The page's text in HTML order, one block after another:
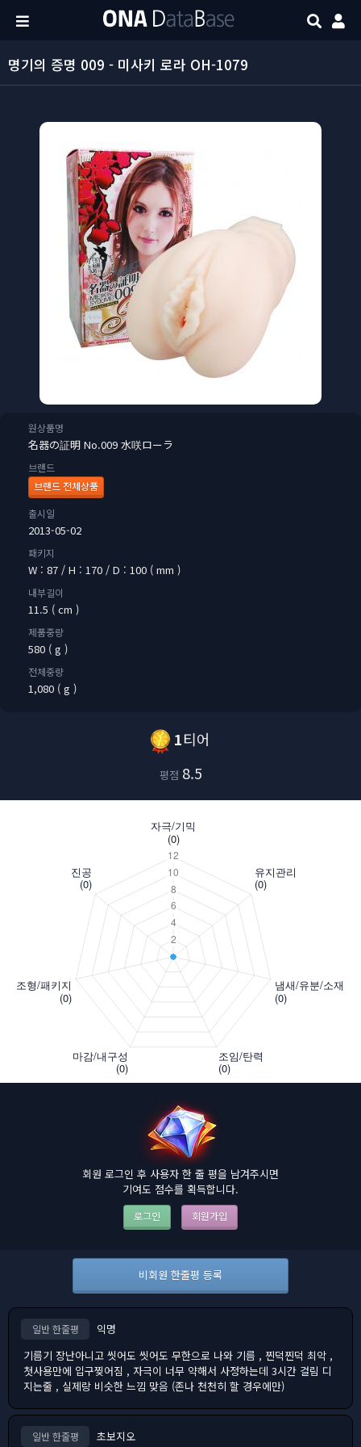
명기의 증명 009 - 미사키 로라 OH-1079
원상품명
名器の証明 No.009 水咲ローラ
브랜드
브랜드 전체상품
출시일
2013-05-02
패키지
W : 87 / H : 170 / D : 100 ( mm )
내부길이
11.5 ( cm )
제품중량
580 ( g )
전체중량
1,080 ( g )
1티어
평점 8.5
회원 로그인 후 사용자 한 줄 평을 남겨주시면
기여도 점수를 획득합니다.
로그인 회원가입
비회원 한줄평 등록
일반 한줄평
익명
기름기 장난아니고 씻어도 씻어도 무한으로 나와 기름 , 찐덕찐덕 최악 ,
첫사용만에 입구찢어짐 , 자극이 너무 약해서 사정하는데 3시간 걸림 디
지는줄 , 실제랑 비슷한 느낌 맞음 (존나 천천히 할 경우에만)
일반 한줄평 초보지오